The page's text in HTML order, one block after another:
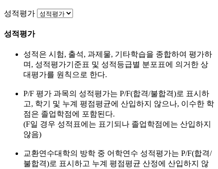
성적평가
성적평가
성적은 시험, 출석, 과제물, 기타학습을 종합하여 평가하
며, 성적평가기준표 및 성적등급별 분포표에 의거한 상
대평가를 원칙으로 한다.
P/F 평가 과목의 성적평가는 P/F(합격/불합격)로 표시하
고, 학기 및 누계 평점평균에 산입하지 않으나, 이수한 학
점은 졸업학점에 포함된다.
(F일 경우 성적표에는 표기되나 졸업학점에는 산입하지
않음)
교환연수대학의 방학 중 어학연수 성적평가는 P/F(합격/
불합격)로 표시하고 누계 평점평균 산정에 산입하지 않